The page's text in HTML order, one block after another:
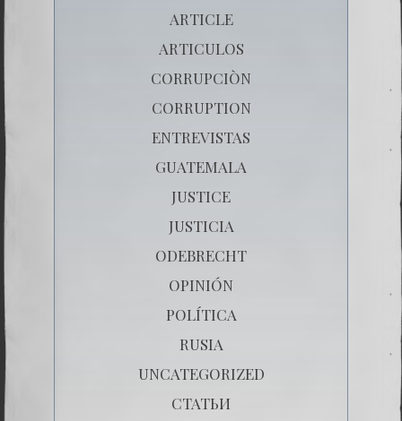
ARTICLE
ARTICULOS
CORRUPCIÒN
CORRUPTION
ENTREVISTAS
GUATEMALA
JUSTICE
JUSTICIA
ODEBRECHT
OPINIÓN
POLÍTICA
RUSIA
UNCATEGORIZED
СТАТЬИ